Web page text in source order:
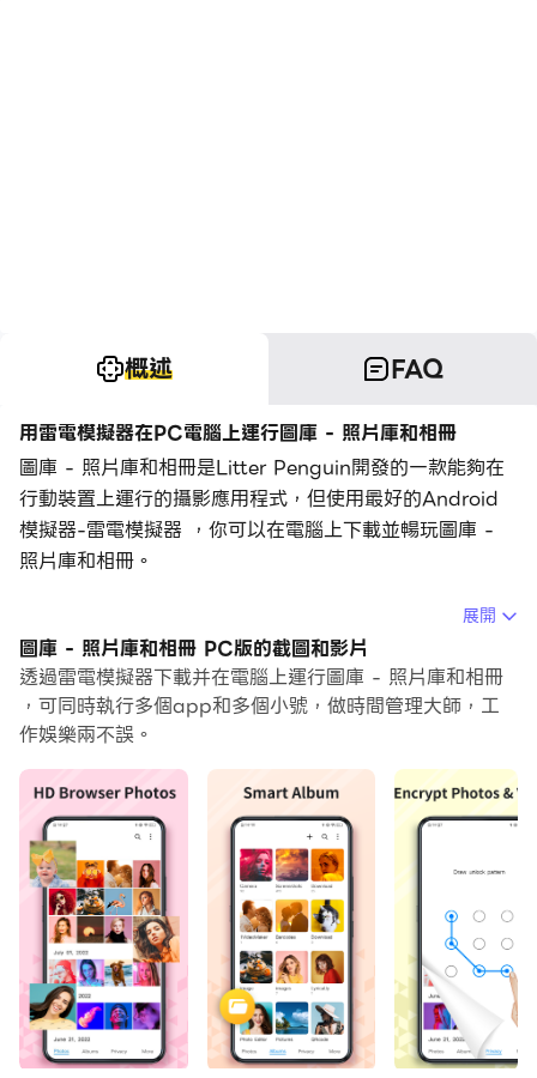
概述 FAQ
用雷電模擬器在PC電腦上運行圖庫 - 照片庫和相冊
圖庫 - 照片庫和相冊是Litter Penguin開發的一款能夠在
行動裝置上運行的攝影應用程式，但使用最好的Android
模擬器-雷電模擬器 ，你可以在電腦上下載並暢玩圖庫 -
照片庫和相冊。
在電腦上運行圖庫 - 照片庫和相冊，您可以在大螢幕上清
晰地瀏覽, 而用滑鼠和鍵盤操控應用程式比用觸摸屏鍵盤要
快得多，同時你將永遠不必擔心設備的電量問題。
通過多開和同步功能，你甚至可以在PC上運行多個應用程
而文件互傳功能讓分享圖像、影片和文件也變得非常容易。
下載圖庫 - 照片庫和相冊並在PC上運行。享受PC端的大
螢幕和高畫質畫質吧!
圖庫 - 照片庫和相冊是一個多合一的圖片管理器，具有畫
廊相冊儲物櫃、照片編輯器、拼貼製作工具。它允許您輕
鬆瀏覽和組織您的照片、視頻、相冊、GIF。借助功能齊全
的相冊，您可以編輯照片、使用密碼保護/隱藏照片、恢復
已刪除的照片、清除相似照片以及製作時尚的照片拼貼。
展開
圖庫 - 照片庫和相冊 PC版的截圖和影片
透過雷電模擬器下載并在電腦上運行圖庫 - 照片庫和相冊
，可同時執行多個app和多個小號，做時間管理大師，工
作娛樂兩不誤。